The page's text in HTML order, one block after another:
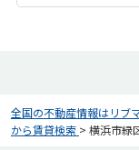
全国の不動産情報はリブ
から賃貸検索 > 横浜市緑